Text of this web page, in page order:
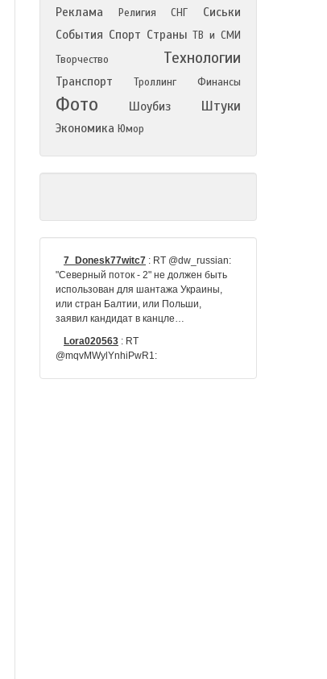
Реклама Религия СНГ
Сиськи
События Спорт Страны ТВ и СМИ
Творчество
Технологии
Транспорт Троллинг Финансы
Фото Шоубиз Штуки
Экономика Юмор
7_Donesk77witc7 : RT @dw_russian:
"Северный поток - 2" не должен быть
использован для шантажа Украины,
или стран Балтии, или Польши,
заявил кандидат в канцле…
Lora020563 : RT
@mqvMWylYnhiPwR1: